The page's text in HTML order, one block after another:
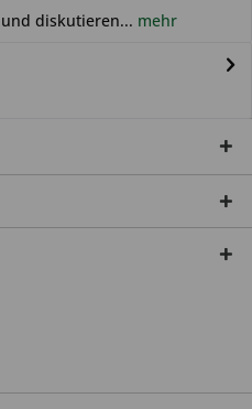
diskutieren... mehr